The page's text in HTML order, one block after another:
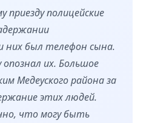
приезду полицейские
них был телефон сына.
опознал их. Большое
Медеуского района за
этих людей.
что могу быть